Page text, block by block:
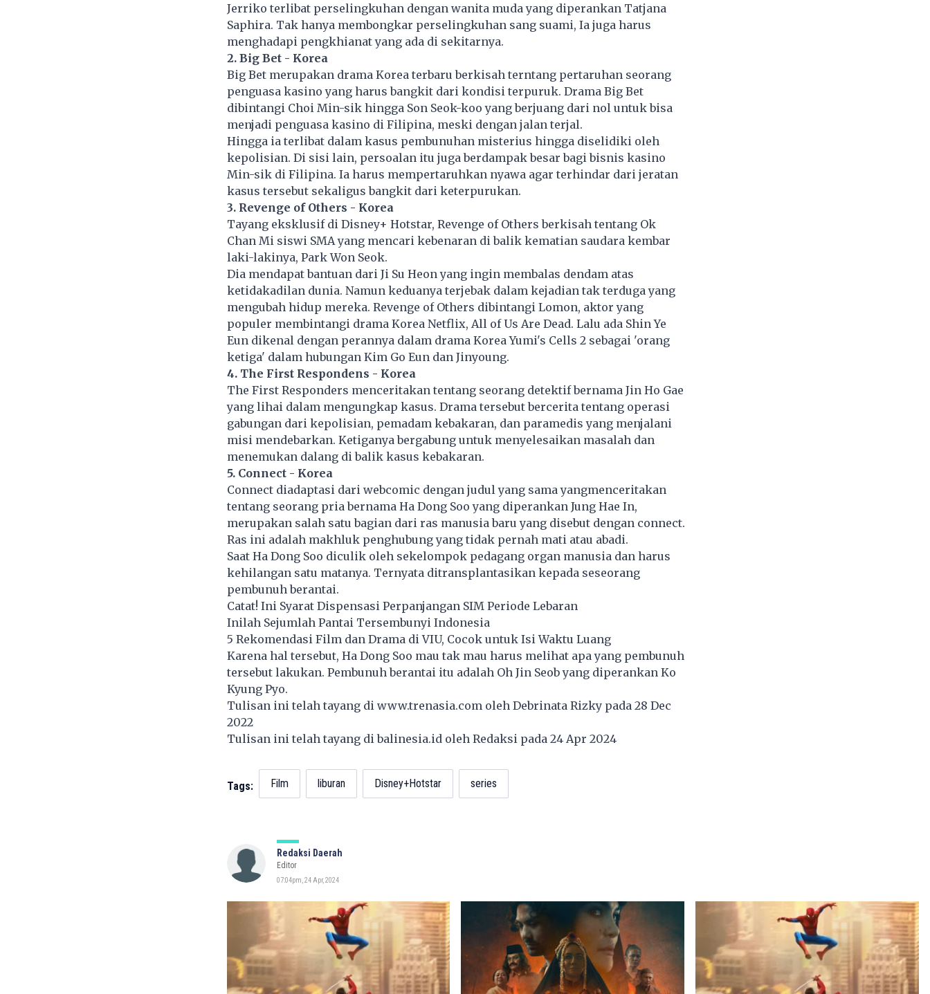
Jerriko terlibat perselingkuhan dengan wanita muda yang diperankan Tatjana
Saphira. Tak hanya membongkar perselingkuhan sang suami, Ia juga harus
menghadapi pengkhianat yang ada di sekitarnya.
2. Big Bet - Korea
Big Bet merupakan drama Korea terbaru berkisah terntang pertaruhan seorang
penguasa kasino yang harus bangkit dari kondisi terpuruk. Drama Big Bet
dibintangi Choi Min-sik hingga Son Seok-koo yang berjuang dari nol untuk bisa
menjadi penguasa kasino di Filipina, meski dengan jalan terjal.
Hingga ia terlibat dalam kasus pembunuhan misterius hingga diselidiki oleh
kepolisian. Di sisi lain, persoalan itu juga berdampak besar bagi bisnis kasino
Min-sik di Filipina. Ia harus mempertaruhkan nyawa agar terhindar dari jeratan
kasus tersebut sekaligus bangkit dari keterpurukan.
3. Revenge of Others - Korea
Tayang eksklusif di Disney+ Hotstar, Revenge of Others berkisah tentang Ok
Chan Mi siswi SMA yang mencari kebenaran di balik kematian saudara kembar
laki-lakinya, Park Won Seok.
Dia mendapat bantuan dari Ji Su Heon yang ingin membalas dendam atas
ketidakadilan dunia. Namun keduanya terjebak dalam kejadian tak terduga yang
mengubah hidup mereka. Revenge of Others dibintangi Lomon, aktor yang
populer membintangi drama Korea Netflix, All of Us Are Dead. Lalu ada Shin Ye
Eun dikenal dengan perannya dalam drama Korea Yumi's Cells 2 sebagai 'orang
ketiga' dalam hubungan Kim Go Eun dan Jinyoung.
4. The First Respondens - Korea
The First Responders menceritakan tentang seorang detektif bernama Jin Ho Gae
yang lihai dalam mengungkap kasus. Drama tersebut bercerita tentang operasi
gabungan dari kepolisian, pemadam kebakaran, dan paramedis yang menjalani
misi mendebarkan. Ketiganya bergabung untuk menyelesaikan masalah dan
menemukan dalang di balik kasus kebakaran.
5. Connect - Korea
Connect diadaptasi dari webcomic dengan judul yang sama yangmenceritakan
tentang seorang pria bernama Ha Dong Soo yang diperankan Jung Hae In,
merupakan salah satu bagian dari ras manusia baru yang disebut dengan connect.
Ras ini adalah makhluk penghubung yang tidak pernah mati atau abadi.
Saat Ha Dong Soo diculik oleh sekelompok pedagang organ manusia dan harus
kehilangan satu matanya. Ternyata ditransplantasikan kepada seseorang
pembunuh berantai.
Catat! Ini Syarat Dispensasi Perpanjangan SIM Periode Lebaran
Inilah Sejumlah Pantai Tersembunyi Indonesia
5 Rekomendasi Film dan Drama di VIU, Cocok untuk Isi Waktu Luang
Karena hal tersebut, Ha Dong Soo mau tak mau harus melihat apa yang pembunuh
tersebut lakukan. Pembunuh berantai itu adalah Oh Jin Seob yang diperankan Ko
Kyung Pyo.
Tulisan ini telah tayang di www.trenasia.com oleh Debrinata Rizky pada 28 Dec
2022
Tulisan ini telah tayang dibalinesia.id oleh Redaksi pada 24 Apr 2024
Tags: Film liburan Disney+Hotstar series
Redaksi Daerah
Editor
07:04pm, 24 Apr, 2024